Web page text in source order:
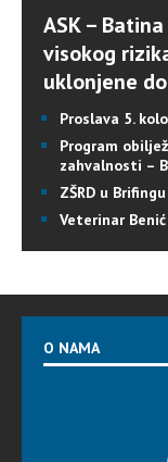
ASK –
visokog
uklonjene
Proslava 5.
Program
zahvalnosti –
ZŠRD u Brifingu
Veterinar
O NAMA